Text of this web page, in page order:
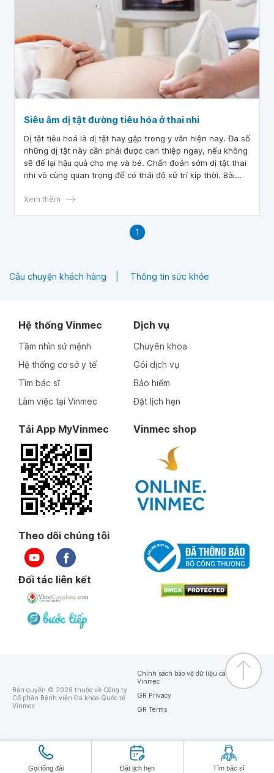
Siêu âm dị tật đường tiêu hóa ở thai nhi
Dị tật tiêu hoá là dị tật hay gặp trong y văn hiện nay. Đa số
những dị tật này cần phải được can thiệp ngay, nếu không
sẽ để lại hậu quả cho mẹ và bé. Chẩn đoán sớm dị tật thai
nhi vô cùng quan trọng để có thái độ xử trí kịp thời. Bài
hóa ở thai nhi.
Xem thêm
1
Câu chuyện khách hàng Thông tin sức khỏe
Gọi tổng đài Đặt lịch hẹn Tìm bác sĩ
Hệ thống Vinmec
Tầm nhìn sứ mệnh
Hệ thống cơ sở y tế
Tìm bác sĩ
Làm việc tại Vinmec
Dịch vụ
Chuyên khoa
Gói dịch vụ
Bảo hiểm
Đặt lịch hẹn
Tải App MyVinmec Vinmec shop
Theo dõi chúng tôi
Đối tác liên kết
Bản quyền © 2026 thuộc về Công ty
Cổ phần Bệnh viện Đa khoa Quốc tế
Vinmec
Chính sách bảo vệ dữ liệu cá nhân của
Vinmec
GR Privacy
GR Terms